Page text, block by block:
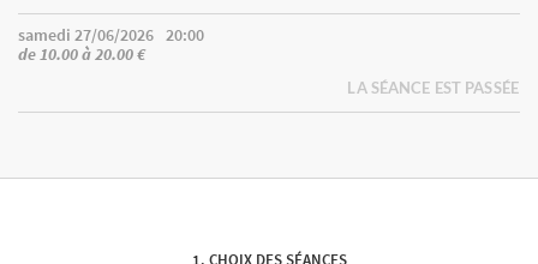
samedi 27/06/2026 20:00
de 10.00 à 20.00 €
LA SÉANCE EST PASSÉE
CHOIX DES SÉANCES